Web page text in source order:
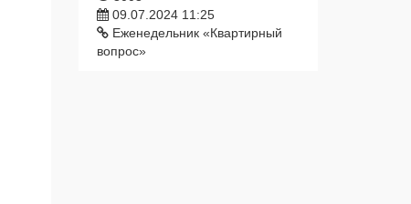
09.07.2024 11:25
Еженедельник «Квартирный
вопрос»